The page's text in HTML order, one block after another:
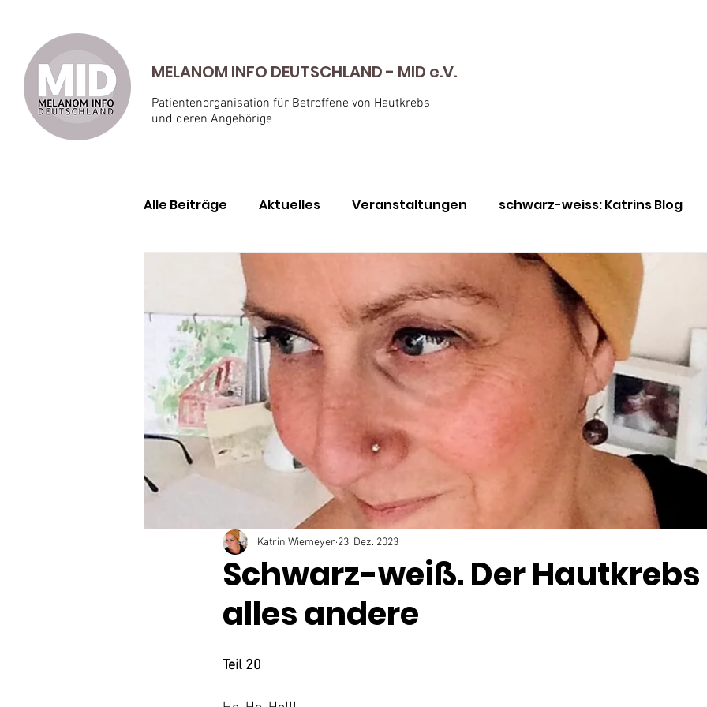
MELANOM INFO DEUTSCHLAND - MID e.V.
Patientenorganisation für Betroffene von Hautkrebs
und deren Angehörige
Alle Beiträge Aktuelles Veranstaltungen schwarz-weiss: Katrins Blog
Geschichten von Betroffenen Awareness Monat Mai Immer für euch da!
Aderhautmelanom Hautkrebs-Screening Julie vs Bill
Schwarz-weiß. Der
alles andere
Katrin Wiemeyer 23. Dez. 2023
Teil 20